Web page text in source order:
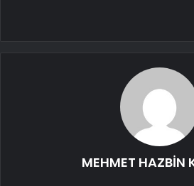
MEHMET HAZBİN